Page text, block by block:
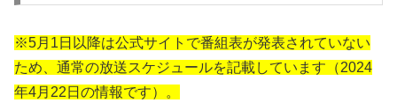
※5月1日以降は公式サイトで番組表が発表されていない
ため、通常の放送スケジュールを記載しています（2024
年4月22日の情報です）。